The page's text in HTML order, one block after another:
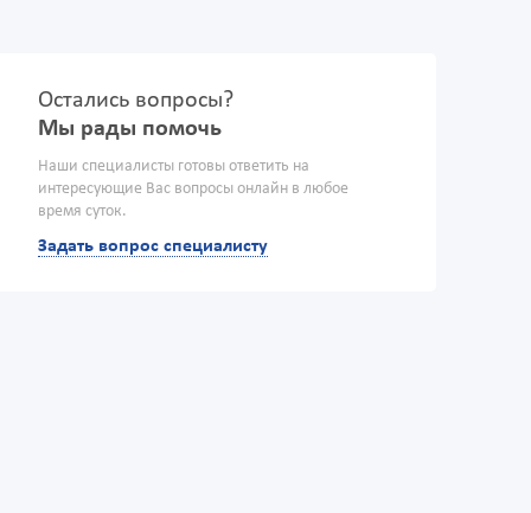
Остались вопросы?
Мы рады помочь
Наши специалисты готовы ответить на
интересующие Вас вопросы онлайн в любое
время суток.
Задать вопрос специалисту